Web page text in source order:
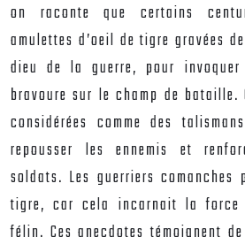
on raconte que certains
amulettes d’oeil de tigre gravées
dieu de la guerre, pour
bravoure sur le champ de bataille.
considérées comme des
repousser les ennemis et
soldats. Les guerriers comanches
tigre, car cela incarnait la